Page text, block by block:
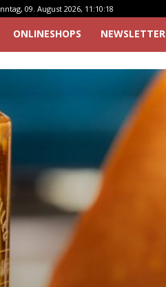
09. August 2026, 11:10:18
ONLINESHOPS NEWSLETTER